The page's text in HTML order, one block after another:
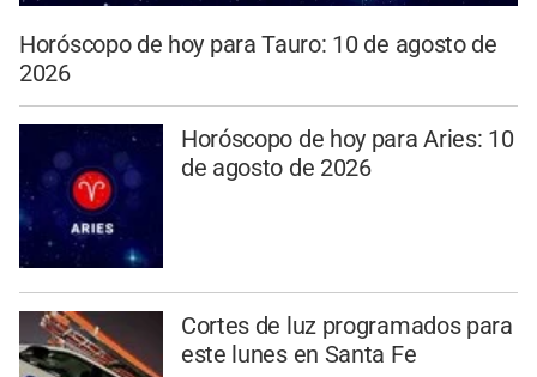
Horóscopo de hoy para Tauro: 10 de agosto de
2026
Horóscopo de hoy para Aries: 10
de agosto de 2026
Cortes de luz programados para
este lunes en Santa Fe